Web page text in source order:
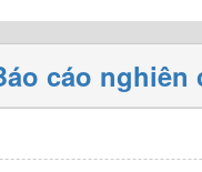
cáo nghiên